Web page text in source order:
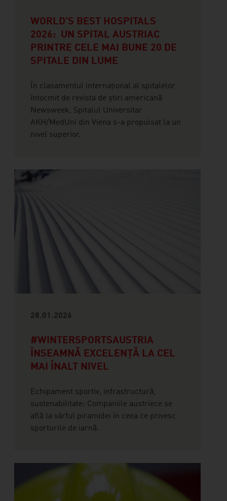
WORLD'S BEST HOSPITALS
2026: UN SPITAL AUSTRIAC
PRINTRE CELE MAI BUNE 20 DE
SPITALE DIN LUME
În clasamentul internațional al spitalelor
întocmit de revista de știri americană
Newsweek, Spitalul Universitar
AKH/MedUni din Viena s-a propulsat la un
nivel superior.
28.01.2026
#WINTERSPORTSAUSTRIA
ÎNSEAMNĂ EXCELENȚĂ LA CEL
MAI ÎNALT NIVEL
Echipament sportiv, infrastructură,
sustenabilitate: Companiile austriece se
află la vârful piramidei în ceea ce privesc
sporturile de iarnă.